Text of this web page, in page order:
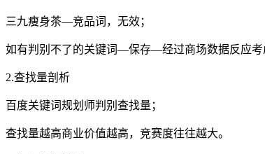
三九瘦身茶—竞品词，无效；
如有判别不了的关键词—保存—经过商场数据反应考
2.查找量剖析
百度关键词规划师判别查找量；
查找量越高商业价值越高，竞赛度往往越大。